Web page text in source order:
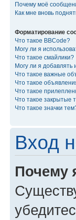
Почему моё
Как мне вновь
Форматирование
Что такое BBCode?
Могу ли я
Что такое смайлики?
Могу ли я
Что такое важные
Что такое
Что такое
Что такое закрытые
Что такое значки
Вход
Почему